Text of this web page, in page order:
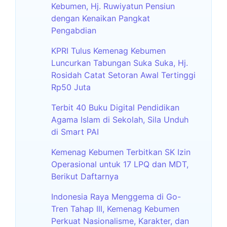
Kebumen, Hj. Ruwiyatun Pensiun
dengan Kenaikan Pangkat
Pengabdian
KPRI Tulus Kemenag Kebumen
Luncurkan Tabungan Suka Suka, Hj.
Rosidah Catat Setoran Awal Tertinggi
Rp50 Juta
Terbit 40 Buku Digital Pendidikan
Agama Islam di Sekolah, Sila Unduh
di Smart PAI
Kemenag Kebumen Terbitkan SK Izin
Operasional untuk 17 LPQ dan MDT,
Berikut Daftarnya
Indonesia Raya Menggema di Go-
Tren Tahap III, Kemenag Kebumen
Perkuat Nasionalisme, Karakter, dan